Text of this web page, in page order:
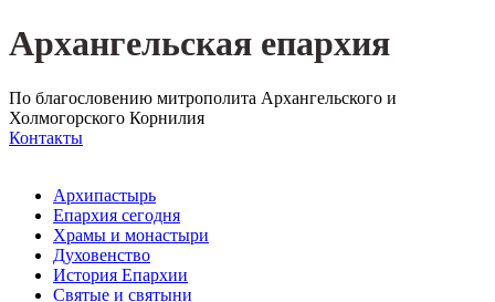
Архангельская епархия
По благословению митрополита Архангельского и
Холмогорского Корнилия
Контакты
Архипастырь
Епархия сегодня
Храмы и монастыри
Духовенство
История Епархии
Святые и святыни